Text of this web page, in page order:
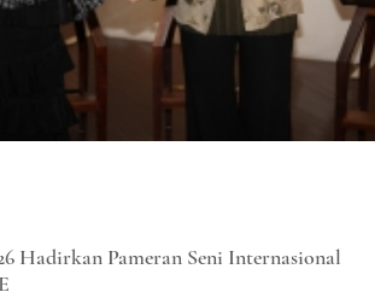
Hadirkan Pameran Seni Internasional